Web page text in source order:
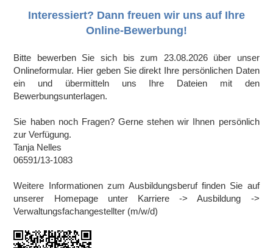
Interessiert? Dann freuen wir uns auf Ihre
Online-Bewerbung!
Bitte bewerben Sie sich bis zum 23.08.2026 über unser
Onlineformular. Hier geben Sie direkt Ihre persönlichen Daten
ein und übermitteln uns Ihre Dateien mit den
Bewerbungsunterlagen.
Sie haben noch Fragen? Gerne stehen wir Ihnen persönlich
zur Verfügung.
Tanja Nelles
06591/13-1083
Weitere Informationen zum Ausbildungsberuf finden Sie auf
unserer Homepage unter Karriere -> Ausbildung ->
Verwaltungsfachangestellter (m/w/d)